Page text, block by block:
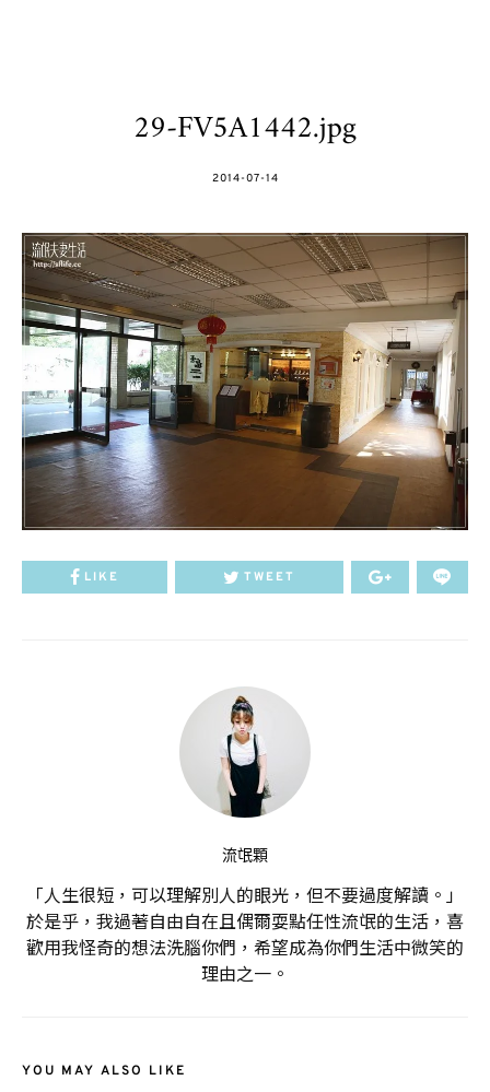
29-FV5A1442.jpg
POSTED
2014-07-14
LIKE TWEET
流氓顆
「人生很短，可以理解別人的眼光，但不要過度解讀。」
於是乎，我過著自由自在且偶爾耍點任性流氓的生活，喜
歡用我怪奇的想法洗腦你們，希望成為你們生活中微笑的
理由之一。
YOU MAY ALSO LIKE